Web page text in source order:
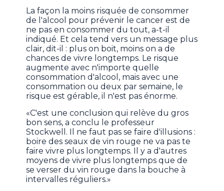
La façon la moins risquée de consommer
de l'alcool pour prévenir le cancer est de
ne pas en consommer du tout, a-t-il
indiqué. Et cela tend vers un message plus
clair, dit-il : plus on boit, moins on a de
chances de vivre longtemps. Le risque
augmente avec n'importe quelle
consommation d'alcool, mais avec une
consommation ou deux par semaine, le
risque est gérable, il n'est pas énorme.
«C'est une conclusion qui relève du gros
bon sens, a conclu le professeur
Stockwell. Il ne faut pas se faire d'illusions :
boire des seaux de vin rouge ne va pas te
faire vivre plus longtemps. Il y a d'autres
moyens de vivre plus longtemps que de
se verser du vin rouge dans la bouche à
intervalles réguliers.»